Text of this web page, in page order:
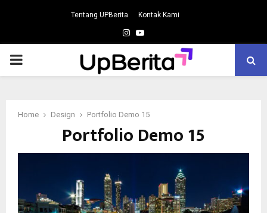
Tentang UPBerita Kontak Kami
Instagram
Youtube
PRIMARY
Home Design Portfolio Demo 15
Portfolio Demo 15